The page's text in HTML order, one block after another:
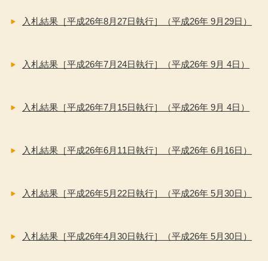
入札結果［平成26年8月27日執行］（平成26年 9月29日）
入札結果［平成26年7月24日執行］（平成26年 9月 4日）
入札結果［平成26年7月15日執行］（平成26年 9月 4日）
入札結果［平成26年6月11日執行］（平成26年 6月16日）
入札結果［平成26年5月22日執行］（平成26年 5月30日）
入札結果［平成26年4月30日執行］（平成26年 5月30日）